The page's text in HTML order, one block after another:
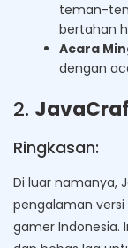
teman-
bertahan
Acara
dengan
2.
Ringkasan:
Di luar namanya,
pengalaman
gamer Indonesia.